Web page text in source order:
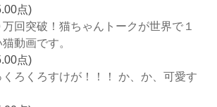
点)
回突破！猫ちゃんトークが世界で１
動画です。
点)
ろくろすけが！！！ か、か、可愛す